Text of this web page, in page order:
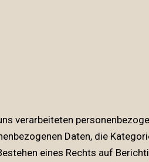
verarbeiteten
Daten, die
eines Rechts auf